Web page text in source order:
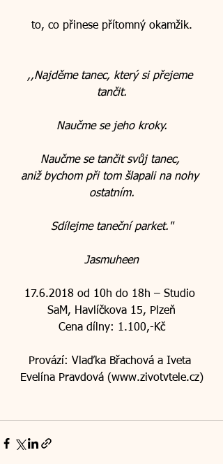
to, co přinese přítomný okamžik.
,,Najděme tanec, který si přejeme
tančit.
Naučme se jeho kroky.
Naučme se tančit svůj tanec,
aniž bychom při tom šlapali na nohy
ostatním.
Sdílejme taneční parket."
Jasmuheen
17.6.2018 od 10h do 18h – Studio
SaM, Havlíčkova 15, Plzeň
Cena dílny: 1.100,-Kč
Provází: Vlaďka Břachová a Iveta
Evelína Pravdová (www.zivotvtele.cz)